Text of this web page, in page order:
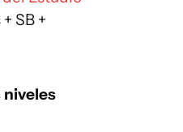
SB +
niveles